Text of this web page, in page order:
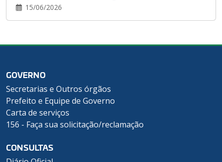
15/06/2026
GOVERNO
Secretarias e Outros órgãos
Prefeito e Equipe de Governo
Carta de serviços
156 - Faça sua solicitação/reclamação
CONSULTAS